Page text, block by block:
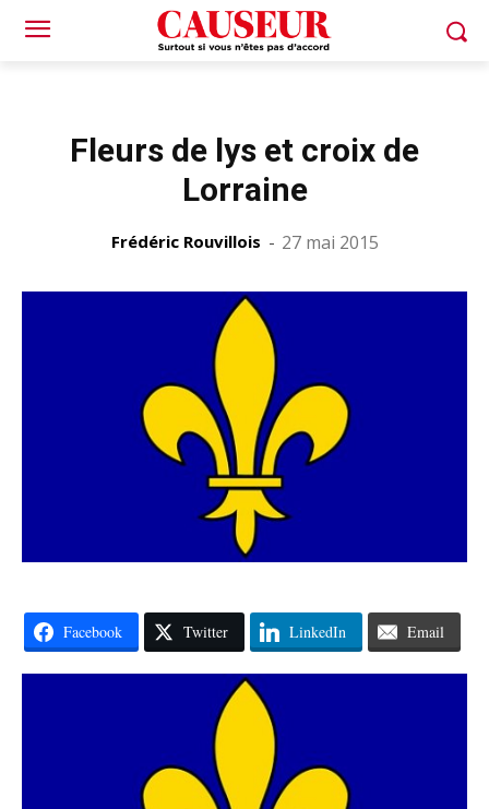
Fleurs de lys et croix de
Lorraine
Frédéric Rouvillois - 27 mai 2015
Facebook Twitter LinkedIn Email